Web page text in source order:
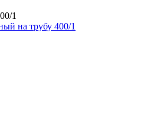
1
на трубу 400/1